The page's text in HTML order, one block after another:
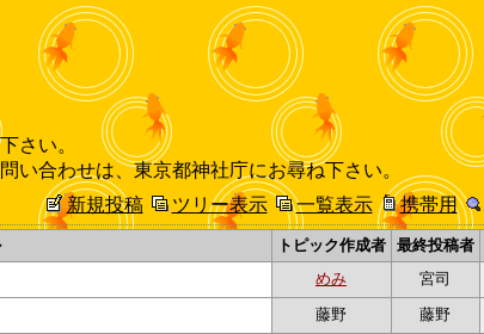
さい。
い合わせは、東京都神社庁にお尋ね下さい。
新規投稿
ツリー表示 一覧表示 携帯用
トピック作成者 最終投稿者
めみ 宮司
藤野 藤野